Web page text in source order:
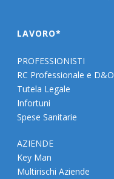
LAVORO*
PROFESSIONISTI
RC Professionale e D&O
Tutela Legale
Infortuni
Spese Sanitarie
AZIENDE
Key Man
Multirischi Aziende